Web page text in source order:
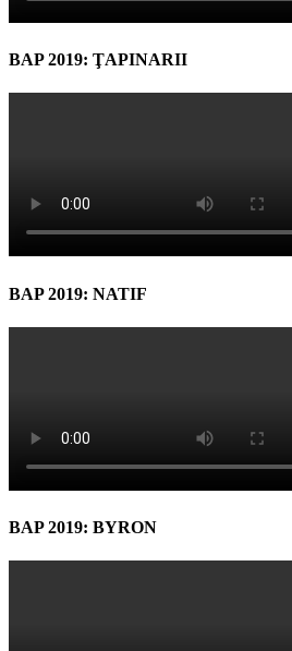
BAP 2019: ŢAPINARII
BAP 2019: NATIF
BAP 2019: BYRON